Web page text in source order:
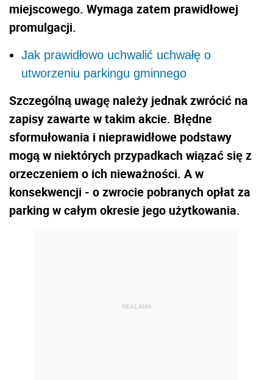
miejscowego. Wymaga zatem prawidłowej
promulgacji.
Jak prawidłowo uchwalić uchwałę o
utworzeniu parkingu gminnego
Szczególną uwagę należy jednak zwrócić na
zapisy zawarte w takim akcie. Błędne
sformułowania i nieprawidłowe podstawy
mogą w niektórych przypadkach wiązać się z
orzeczeniem o ich nieważności. A w
konsekwencji - o zwrocie pobranych opłat za
parking w całym okresie jego użytkowania.
REKLAMA